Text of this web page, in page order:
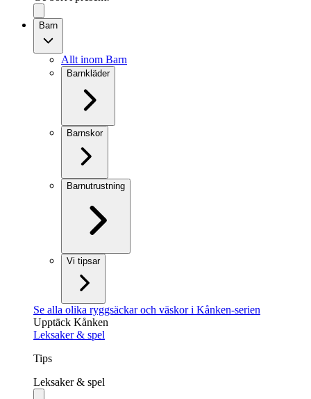
Barn
Allt inom Barn
Barnkläder
Barnskor
Barnutrustning
Vi tipsar
Se alla olika ryggsäckar och väskor i Kånken-serien
Upptäck Kånken
Leksaker & spel
Tips
Leksaker & spel